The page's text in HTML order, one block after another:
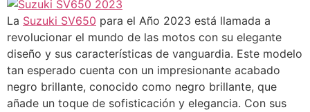
La Suzuki SV650 para el Año 2023 está llamada a
revolucionar el mundo de las motos con su elegante
diseño y sus características de vanguardia. Este modelo
tan esperado cuenta con un impresionante acabado
negro brillante, conocido como negro brillante, que
añade un toque de sofisticación y elegancia. Con sus